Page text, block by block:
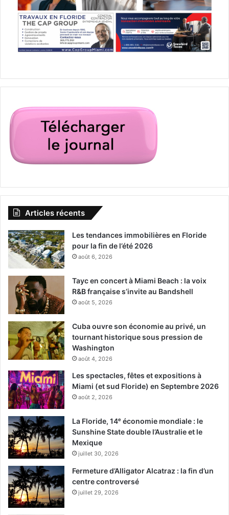
Articles récents
Les tendances immobilières en Floride
pour la fin de l’été 2026
août 6, 2026
Tayc en concert à Miami Beach : la voix
R&B française s’invite au Bandshell
août 5, 2026
Cuba ouvre son économie au privé, un
tournant historique sous pression de
Washington
août 4, 2026
Les spectacles, fêtes et expositions à
Miami (et sud Floride) en Septembre 2026
août 2, 2026
La Floride, 14ᵉ économie mondiale : le
Sunshine State double l’Australie et le
Mexique
juillet 30, 2026
Fermeture d’Alligator Alcatraz : la fin d’un
centre controversé
juillet 29, 2026